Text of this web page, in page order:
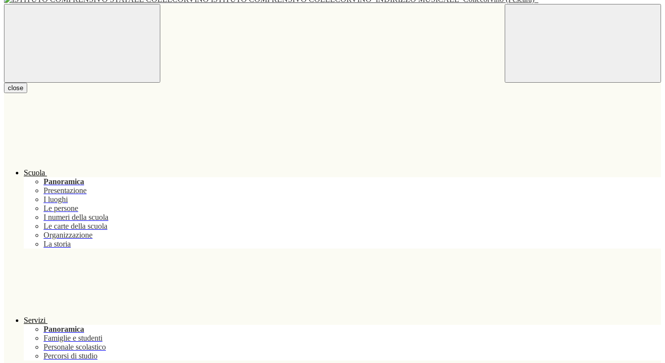
close
Scuola
Panoramica
Presentazione
I luoghi
Le persone
I numeri della scuola
Le carte della scuola
Organizzazione
La storia
Servizi
Panoramica
Famiglie e studenti
Personale scolastico
Percorsi di studio